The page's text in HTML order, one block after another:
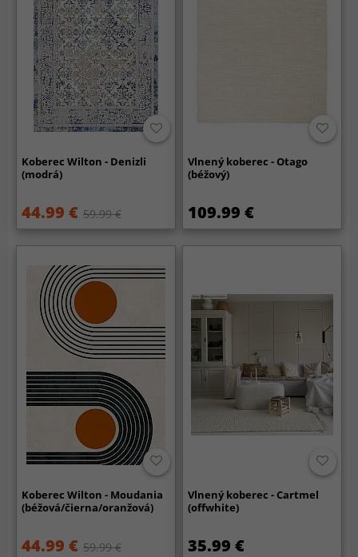
Koberec Wilton - Denizli
(modrá)
44.99 € 59.99 €
Vlnený koberec - Otago
(béžový)
109.99 €
Koberec Wilton - Moudania
(béžová/čierna/oranžová)
44.99 € 59.99 €
Vlnený koberec - Cartmel
(offwhite)
35.99 €